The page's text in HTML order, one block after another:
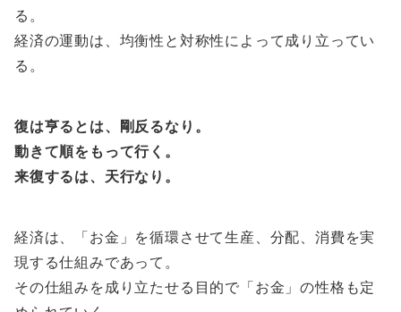
る。
経済の運動は、均衡性と対称性によって成り立ってい
る。
復は亨るとは、剛反るなり。
動きて順をもって行く。
来復するは、天行なり。
経済は、「お金」を循環させて生産、分配、消費を実
現する仕組みであって。
その仕組みを成り立たせる目的で「お金」の性格も定